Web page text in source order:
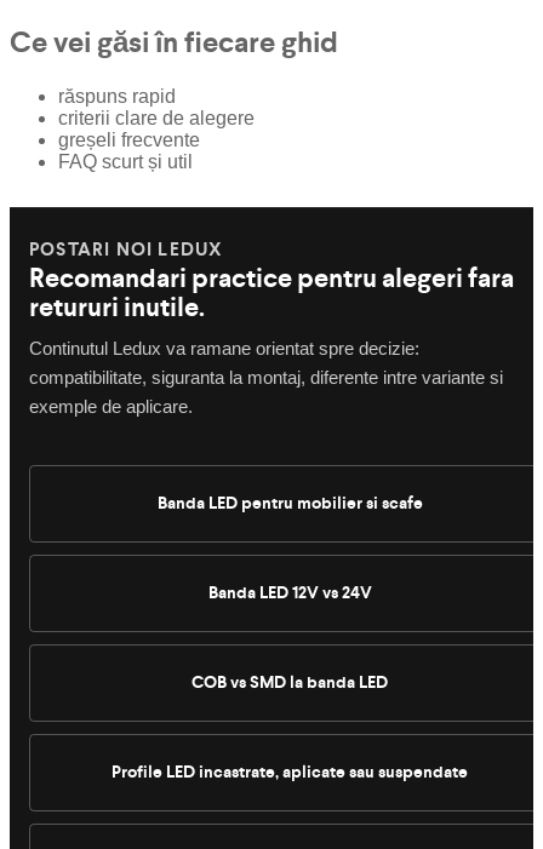
Ce vei găsi în fiecare ghid
răspuns rapid
criterii clare de alegere
greșeli frecvente
FAQ scurt și util
POSTARI NOI LEDUX
Recomandari practice pentru alegeri fara
retururi inutile.
Continutul Ledux va ramane orientat spre decizie:
compatibilitate, siguranta la montaj, diferente intre variante si
exemple de aplicare.
Banda LED pentru mobilier si scafe
Banda LED 12V vs 24V
COB vs SMD la banda LED
Profile LED incastrate, aplicate sau suspendate